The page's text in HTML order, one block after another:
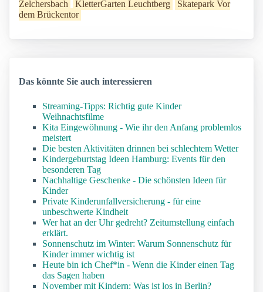
Zelchersbach
KletterGarten Leuchtberg
Skatepark Vor
dem Brückentor
Das könnte Sie auch interessieren
Streaming-Tipps: Richtig gute Kinder
Weihnachtsfilme
Kita Eingewöhnung - Wie ihr den Anfang problemlos
meistert
Die besten Aktivitäten drinnen bei schlechtem Wetter
Kindergeburtstag Ideen Hamburg: Events für den
besonderen Tag
Nachhaltige Geschenke - Die schönsten Ideen für
Kinder
Private Kinderunfallversicherung - für eine
unbeschwerte Kindheit
Wer hat an der Uhr gedreht? Zeitumstellung einfach
erklärt.
Sonnenschutz im Winter: Warum Sonnenschutz für
Kinder immer wichtig ist
Heute bin ich Chef*in - Wenn die Kinder einen Tag
das Sagen haben
November mit Kindern: Was ist los in Berlin?